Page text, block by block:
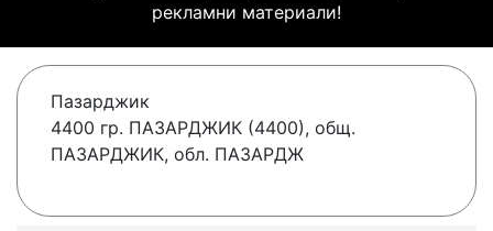
рекламни материали!
Пазарджик
4400 гр. ПАЗАРДЖИК (4400), общ.
ПАЗАРДЖИК, обл. ПАЗАРДЖ